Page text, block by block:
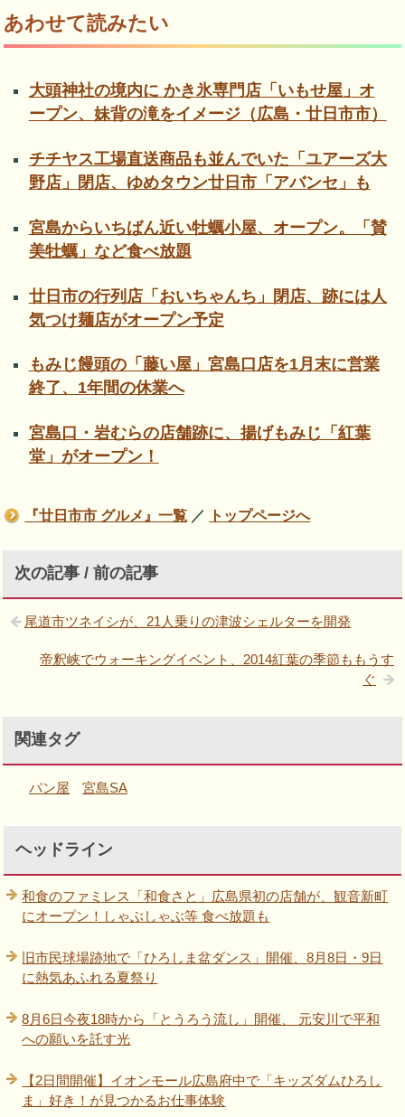
あわせて読みたい
大頭神社の境内に かき氷専門店「いもせ屋」オ
ープン、妹背の滝をイメージ（広島・廿日市市）
チチヤス工場直送商品も並んでいた「ユアーズ大
野店」閉店、ゆめタウン廿日市「アバンセ」も
宮島からいちばん近い牡蠣小屋、オープン。「賛
美牡蠣」など食べ放題
廿日市の行列店「おいちゃんち」閉店、跡には人
気つけ麺店がオープン予定
もみじ饅頭の「藤い屋」宮島口店を1月末に営業
終了、1年間の休業へ
宮島口・岩むらの店舗跡に、揚げもみじ「紅葉
堂」がオープン！
『廿日市市 グルメ』一覧 ／ トップページへ
次の記事 / 前の記事
尾道市ツネイシが、21人乗りの津波シェルターを開発
帝釈峡でウォーキングイベント、2014紅葉の季節ももうす
ぐ
関連タグ
パン屋 宮島SA
ヘッドライン
和食のファミレス「和食さと」広島県初の店舗が、観音新町
にオープン！しゃぶしゃぶ等 食べ放題も
旧市民球場跡地で「ひろしま盆ダンス」開催、8月8日・9日
に熱気あふれる夏祭り
8月6日今夜18時から「とうろう流し」開催、 元安川で平和
への願いを託す光
【2日間開催】イオンモール広島府中で「キッズダムひろし
ま」好き！が見つかるお仕事体験